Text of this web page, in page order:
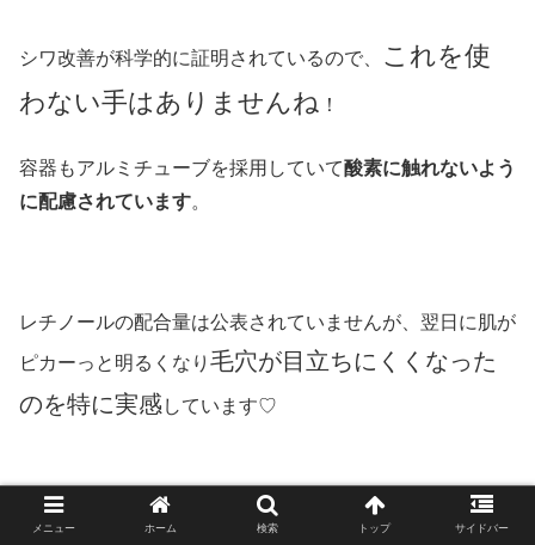
シワ改善が科学的に証明されているので、
これを使
わない手はありませんね ！
容器もアルミチューブを採用していて酸素に触れないよう
に配慮されています。
レチノールの配合量は公表されていませんが、翌日に肌が
ピカーっと明るくなり 毛穴が目立ちにくくなった
のを特に実感 しています♡
メニュー ホーム 検索 トップ サイドバー